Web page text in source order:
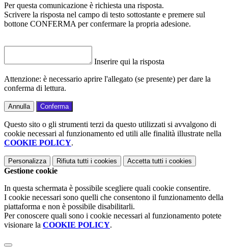
Per questa comunicazione è richiesta una risposta.
Scrivere la risposta nel campo di testo sottostante e premere sul
bottone CONFERMA per confermare la propria adesione.
Inserire qui la risposta
Attenzione: è necessario aprire l'allegato (se presente) per dare la
conferma di lettura.
Annulla Conferma
Questo sito o gli strumenti terzi da questo utilizzati si avvalgono di
cookie necessari al funzionamento ed utili alle finalità illustrate nella
COOKIE POLICY.
Personalizza Rifiuta tutti i cookies Accetta tutti i cookies
Gestione cookie
In questa schermata è possibile scegliere quali cookie consentire.
I cookie necessari sono quelli che consentono il funzionamento della
piattaforma e non è possibile disabilitarli.
Per conoscere quali sono i cookie necessari al funzionamento potete
visionare la COOKIE POLICY.